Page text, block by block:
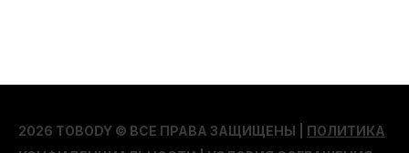
2026 TOBODY © ВСЕ ПРАВА ЗАЩИЩЕНЫ | ПОЛИТИКА